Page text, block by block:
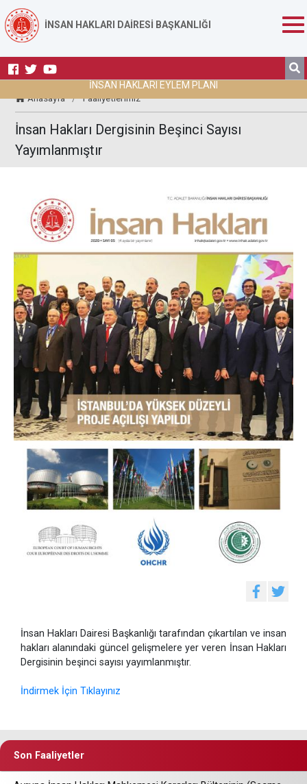
İNSAN HAKLARI DAİRESİ BAŞKANLIĞI
İNSAN HAKLARI EYLEM PLANI
Anasayfa / Faaliyetlerimiz
İnsan Hakları Dergisinin Beşinci Sayısı
Yayımlanmıştır
İnsan Hakları Dairesi Başkanlığı tarafından çıkartılan ve insan
hakları alanındaki güncel gelişmelere yer veren İnsan Hakları
Dergisinin beşinci sayısı yayımlanmıştır.
İndirmek İçin Tıklayınız
Son Faaliyetler